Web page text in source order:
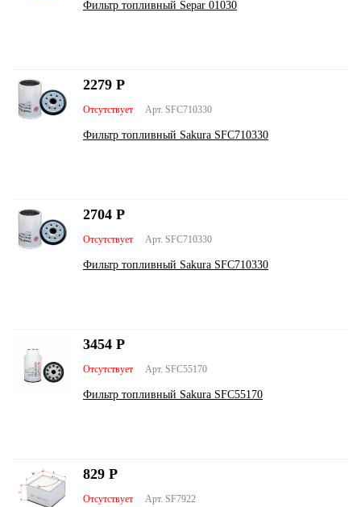
Фильтр топливный Separ 01030
Арт. SFC710330
Отсутствует
Фильтр топливный Sakura SFC710330
2279 Р
Арт. SFC710330
Отсутствует
Фильтр топливный Sakura SFC710330
2704 Р
Арт. SFC55170
Отсутствует
Фильтр топливный Sakura SFC55170
3454 Р
Арт. SF7922
Отсутствует
829 Р